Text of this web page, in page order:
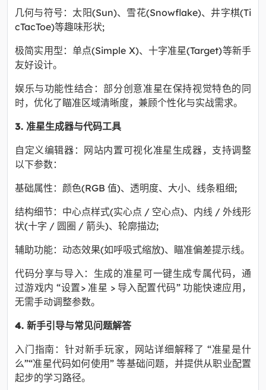
几何与符号：太阳(Sun)、雪花(Snowflake)、井字棋(Ti
cTacToe)等趣味形状;
极简实用型：单点(Simple X)、十字准星(Target)等新手
友好设计。
娱乐与功能性结合：部分创意准星在保持视觉特色的同
时，优化了瞄准区域清晰度，兼顾个性化与实战需求。
3. 准星生成器与代码工具
自定义编辑器：网站内置可视化准星生成器，支持调整
以下参数：
基础属性：颜色(RGB 值)、透明度、大小、线条粗细;
结构细节：中心点样式(实心点 / 空心点)、内线 / 外线形
状(十字 / 圆圈 / 箭头)、轮廓描边;
辅助功能：动态效果(如呼吸式缩放)、瞄准偏差提示线。
代码分享与导入：生成的准星可一键生成专属代码，通
过游戏内 “设置> 准星 > 导入配置代码” 功能快速应用，
无需手动调整参数。
4. 新手引导与常见问题解答
入门指南：针对新手玩家，网站详细解释了 “准星是什
么”“准星代码如何使用” 等基础问题，并提供从职业配置
起步的学习路径。